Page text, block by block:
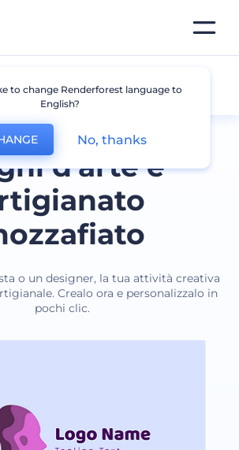
d'arte e
o un designer, la tua attività creativa
Crealo ora e personalizzalo in
pochi clic.
to change Renderforest language to
English?
No, thanks